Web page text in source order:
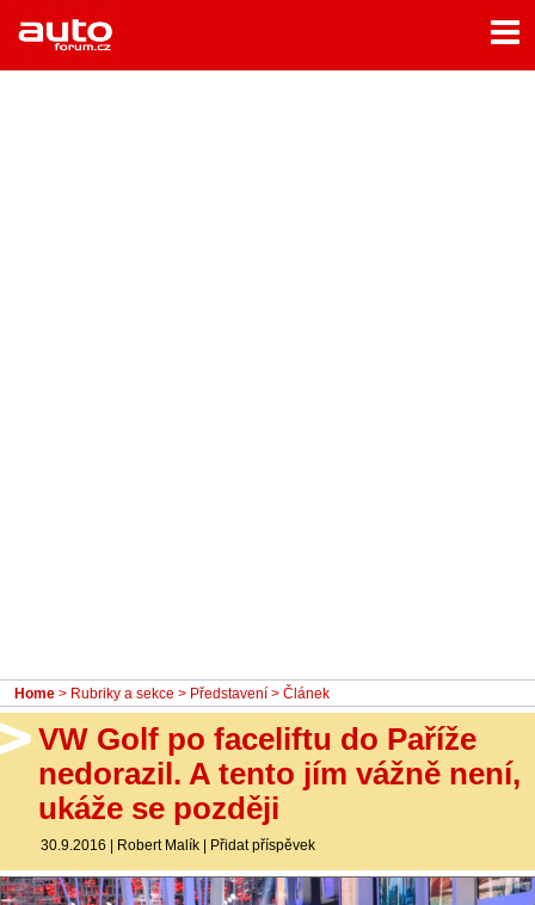
Home
Rubriky
Home > Rubriky a sekce > Představení > Článek
VW Golf po faceliftu do Paříže
nedorazil. A tento jím vážně není,
ukáže se později
30.9.2016 | Robert Malík | Přidat příspěvek